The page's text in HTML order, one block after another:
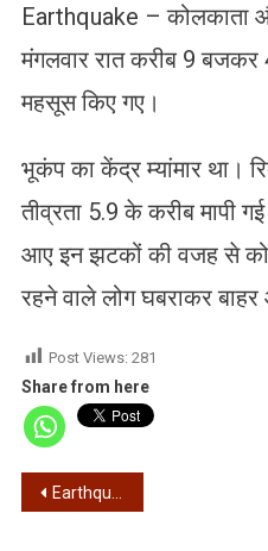
Earthquake – कोलकाता
मंगलवार रात करीब 9
महसूस किए गए।
भूकंप का केंद्र म्यांमार था।
तीव्रता 5.9 के करीब मापी
आए इन झटकों की वजह से
रहने वाले लोग घबराकर
Post Views: 281
Share from here
Post
Earthquake – कोलकाता में महसूस किए गए भूकंप के झटके